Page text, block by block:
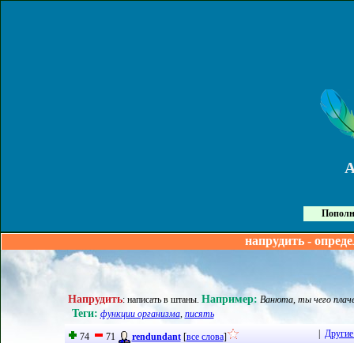
напрудить -
Напрудить: написать в штаны. Например: Ванюта, ты чего
Теги: функции организма, писять
74 71 rendundant[все слова]